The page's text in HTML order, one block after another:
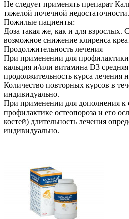
Не следует применять препарат
тяжелой почечной недостаточности.
Пожилые пациенты:
Доза такая же, как и для взрослых.
возможное снижение клиренса
Продолжительность лечения
При применении для
кальция и/или витамина D3 средняя
продолжительность курса лечения
Количество повторных курсов в
индивидуально.
При применении для дополнения к
профилактике остеопороза и его
костей) длительность лечения
индивидуально.